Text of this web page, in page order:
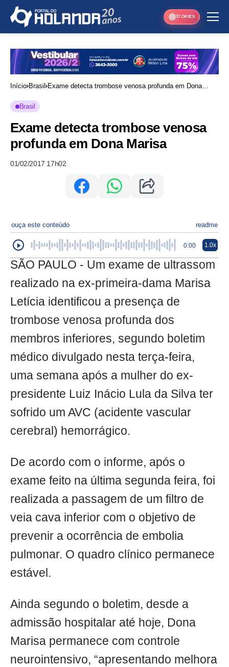
STORIES
Início Brasil
Exame detecta trombose venosa profunda em Dona
Brasil
Exame detecta trombose venosa
profunda em Dona Marisa
01/02/2017 17h02
ouça este conteúdo readme
0:00 1.0x
SÃO PAULO - Um exame de ultrassom
realizado na ex-primeira-dama Marisa
Letícia identificou a presença de
trombose venosa profunda dos
membros inferiores, segundo boletim
médico divulgado nesta terça-feira,
uma semana após a mulher do ex-
presidente Luiz Inácio Lula da Silva ter
sofrido um AVC (acidente vascular
cerebral) hemorrágico.
De acordo com o informe, após o
exame feito na última segunda feira, foi
realizada a passagem de um filtro de
veia cava inferior com o objetivo de
prevenir a ocorrência de embolia
pulmonar. O quadro clínico permanece
estável.
Ainda segundo o boletim, desde a
admissão hospitalar até hoje, Dona
Marisa permanece com controle
neurointensivo, “apresentando melhora